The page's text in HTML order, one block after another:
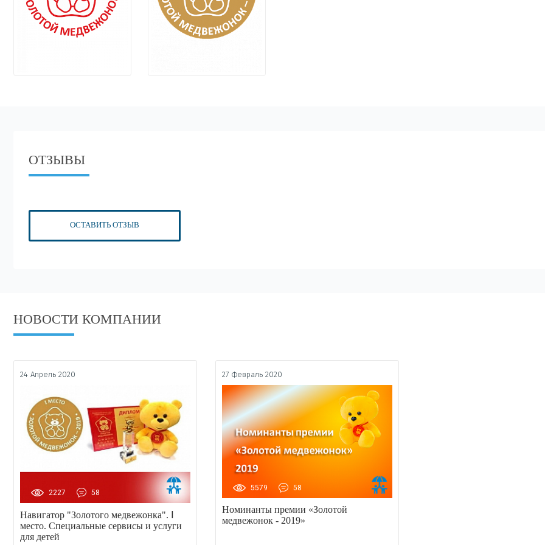
ОТЗЫВЫ
ОСТАВИТЬ ОТЗЫВ
НОВОСТИ КОМПАНИИ
24 Апрель 2020
2227 58
Навигатор "Золотого медвежонка". Ⅰ
место. Специальные сервисы и услуги
для детей
27 Февраль 2020
5579 58
Номинанты премии «Золотой
медвежонок - 2019»